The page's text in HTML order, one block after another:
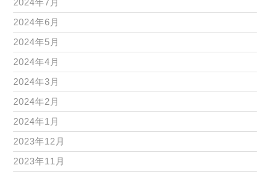
2024年7月
2024年6月
2024年5月
2024年4月
2024年3月
2024年2月
2024年1月
2023年12月
2023年11月